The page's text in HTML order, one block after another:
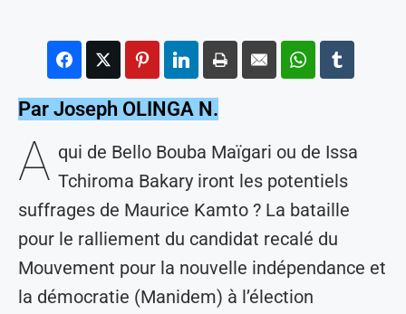
Par Joseph OLINGA N.
A qui de Bello Bouba Maïgari ou de Issa
Tchiroma Bakary iront les potentiels
suffrages de Maurice Kamto ? La bataille
pour le ralliement du candidat recalé du
Mouvement pour la nouvelle indépendance et
la démocratie (Manidem) à l’élection